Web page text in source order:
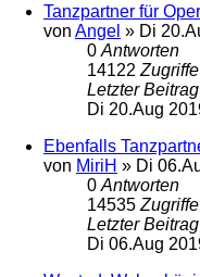
Tanzpartner für
von Angel » Di
0 Antworten
14122 Zugriffe
Letzter Beitrag
Di 20.Aug
Ebenfalls
von MiriH » Di
0 Antworten
14535 Zugriffe
Letzter Beitrag
Di 06.Aug